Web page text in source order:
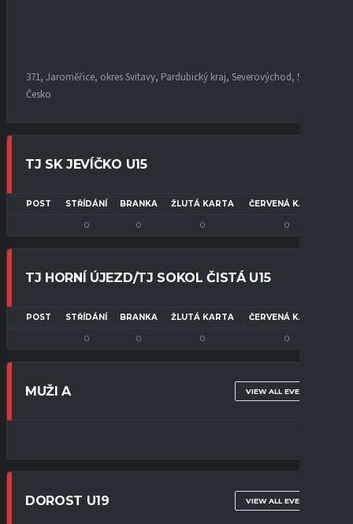
371, Jaroměřice, okres Svitavy, Pardubický kraj, Severovýchod, 569 44,
Česko
TJ SK JEVÍČKO U15
POST STŘÍDÁNÍ BRANKA ŽLUTÁ KARTA ČERVENÁ KARTA
0 0 0 0
TJ HORNÍ ÚJEZD/TJ SOKOL ČISTÁ U15
POST STŘÍDÁNÍ BRANKA ŽLUTÁ KARTA ČERVENÁ KARTA
0 0 0 0
MUŽI A VIEW ALL EVENTS
DOROST U19 VIEW ALL EVENTS